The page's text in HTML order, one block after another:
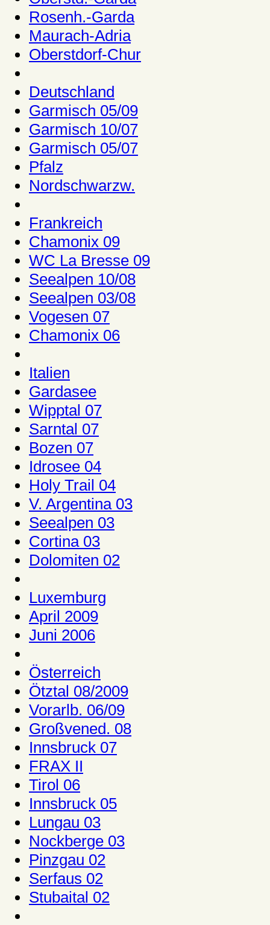
Rosenh.-Garda
Maurach-Adria
Oberstdorf-Chur
Deutschland
Garmisch 05/09
Garmisch 10/07
Garmisch 05/07
Pfalz
Nordschwarzw.
Frankreich
Chamonix 09
WC La Bresse 09
Seealpen 10/08
Seealpen 03/08
Vogesen 07
Chamonix 06
Italien
Gardasee
Wipptal 07
Sarntal 07
Bozen 07
Idrosee 04
Holy Trail 04
V. Argentina 03
Seealpen 03
Cortina 03
Dolomiten 02
Luxemburg
April 2009
Juni 2006
Österreich
Ötztal 08/2009
Vorarlb. 06/09
Großvened. 08
Innsbruck 07
FRAX II
Tirol 06
Innsbruck 05
Lungau 03
Nockberge 03
Pinzgau 02
Serfaus 02
Stubaital 02